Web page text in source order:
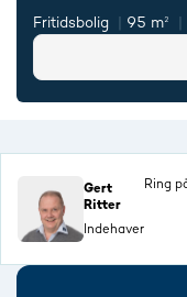
Fritidsbolig 95 m²
Gert
Ritter
Indehaver
Ring